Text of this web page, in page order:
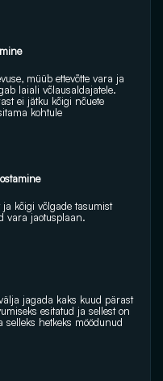
müüb ettevõtte vara ja
laiali võlausaldajatele.
ei jätku kõigi nõuete
kohtule
kõigi võlgade tasumist
vara jaotusplaan.
jagada kaks kuud pärast
esitatud ja sellest on
selleks hetkeks möödunud